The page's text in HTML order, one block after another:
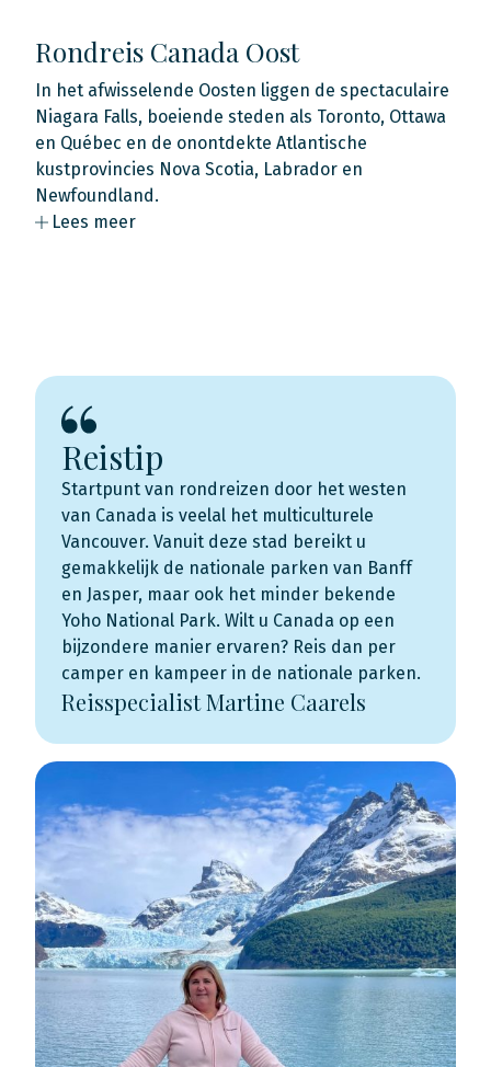
Rondreis Canada Oost
In het afwisselende Oosten liggen de spectaculaire
Niagara Falls, boeiende steden als Toronto, Ottawa
en Québec en de onontdekte Atlantische
kustprovincies Nova Scotia, Labrador en
Newfoundland.
Lees meer
Reistip
Startpunt van rondreizen door het westen
van Canada is veelal het multiculturele
Vancouver. Vanuit deze stad bereikt u
gemakkelijk de nationale parken van Banff
en Jasper, maar ook het minder bekende
Yoho National Park. Wilt u Canada op een
bijzondere manier ervaren? Reis dan per
camper en kampeer in de nationale parken.
Reisspecialist Martine Caarels